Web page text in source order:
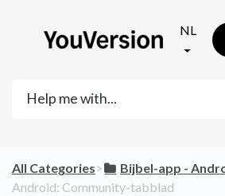
NL
All Categories​>​ ​Bijbel-app -
Android: Community-tabblad